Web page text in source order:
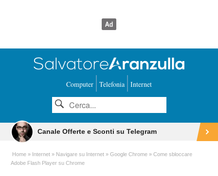
Computer Telefonia Internet
Canale Offerte e Sconti su Telegram
Home Internet Navigare su Internet Google Chrome
Come sbloccare
Adobe Flash Player su Chrome